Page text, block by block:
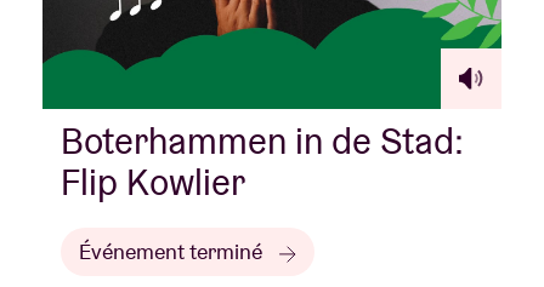
Boterhammen in de Stad:
Flip Kowlier
Événement terminé